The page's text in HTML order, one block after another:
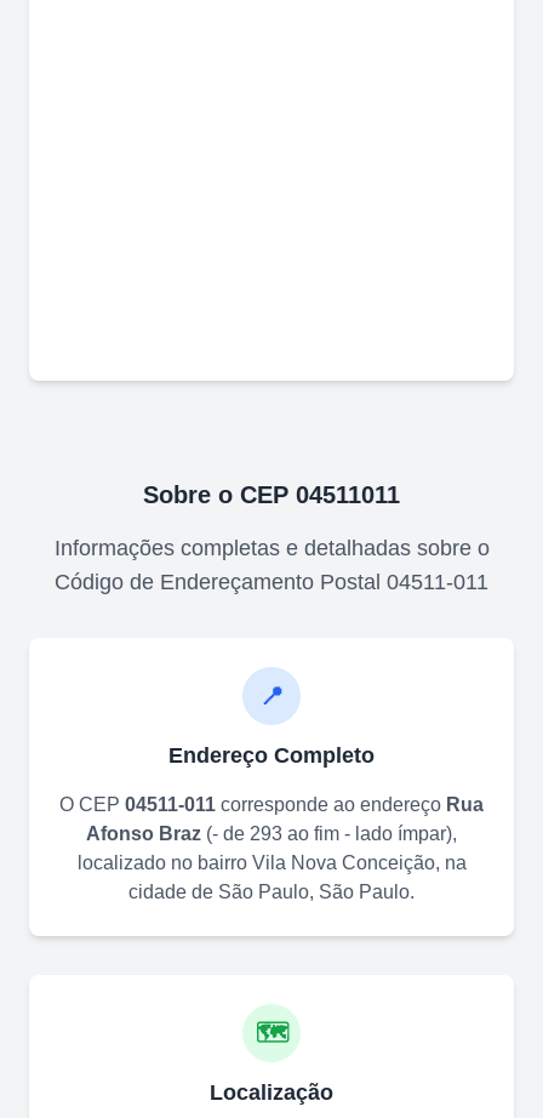
Sobre o CEP 04511011
Informações completas e detalhadas sobre o
Código de Endereçamento Postal 04511-011
📍
Endereço Completo
O CEP 04511-011 corresponde ao endereço Rua
Afonso Braz (- de 293 ao fim - lado ímpar),
localizado no bairro Vila Nova Conceição, na
cidade de São Paulo, São Paulo.
🗺️
Localização